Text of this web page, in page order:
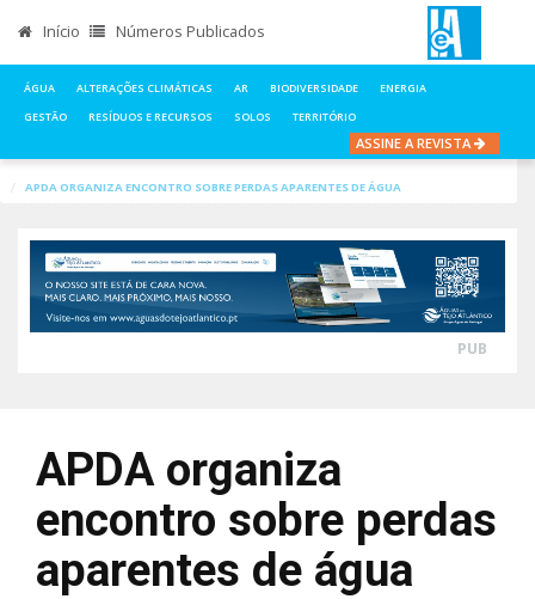
Início Números Publicados
ÁGUA ALTERAÇÕES CLIMÁTICAS AR BIODIVERSIDADE
ENERGIA
GESTÃO
RESÍDUOS E RECURSOS SOLOS TERRITÓRIO
ASSINE A REVISTA
APDA ORGANIZA ENCONTRO SOBRE PERDAS APARENTES DE ÁGUA
PUB
APDA organiza
encontro sobre perdas
aparentes de água